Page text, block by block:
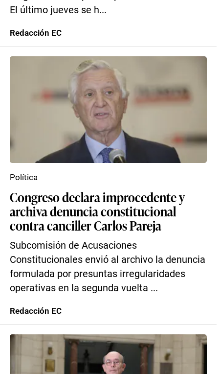
El último jueves se h...
Redacción EC
Congreso declara improcedente y
archiva denuncia constitucional
contra canciller Carlos Pareja
Subcomisión de Acusaciones
Constitucionales envió al archivo la denuncia
formulada por presuntas irregularidades
operativas en la segunda vuelta ...
Política
Redacción EC